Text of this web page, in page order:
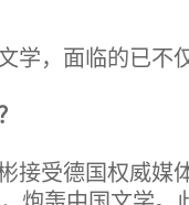
学，面临的已不
受德国权威媒